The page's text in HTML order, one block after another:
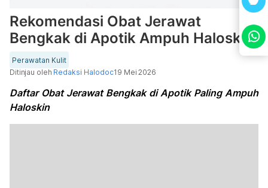
Rekomendasi Obat Jerawat
Bengkak di Apotik Ampuh Haloskin
Perawatan Kulit
Ditinjau oleh Redaksi Halodoc19 Mei 2026
Daftar Obat Jerawat Bengkak di Apotik Paling Ampuh
Haloskin